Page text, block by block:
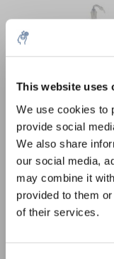
This website uses
We use cookies to
provide social
We also share
our social media,
may combine it
provided to them
of their services.
RV 10.1 Glaswerk
€1.178,32 Excl. btw
Sign up
informed
receive
purchase